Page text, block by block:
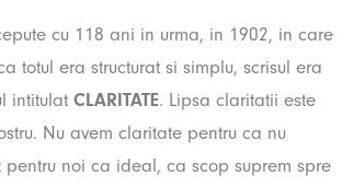
cu 118 ani in urma, in 1902, in care
totul era structurat si simplu, scrisul era
intitulat CLARITATE. Lipsa claritatii este
Nu avem claritate pentru ca nu
noi ca ideal, ca scop suprem spre